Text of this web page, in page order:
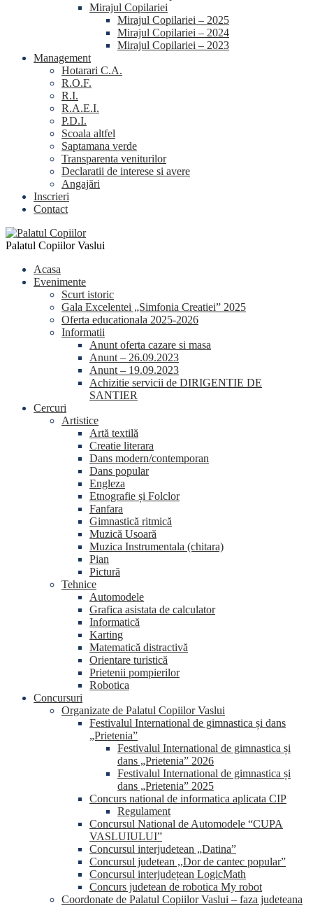
Mirajul Copilariei
Mirajul Copilariei – 2025
Mirajul Copilariei – 2024
Mirajul Copilariei – 2023
Management
Hotarari C.A.
R.O.F.
R.I.
R.A.E.I.
P.D.I.
Scoala altfel
Saptamana verde
Transparenta veniturilor
Declaratii de interese si avere
Angajări
Inscrieri
Contact
Palatul Copiilor Vaslui
Acasa
Evenimente
Scurt istoric
Gala Excelentei „Simfonia Creatiei” 2025
Oferta educationala 2025-2026
Informatii
Anunt oferta cazare si masa
Anunt – 26.09.2023
Anunt – 19.09.2023
Achizitie servicii de DIRIGENTIE DE
SANTIER
Cercuri
Artistice
Artă textilă
Creatie literara
Dans modern/contemporan
Dans popular
Engleza
Etnografie și Folclor
Fanfara
Gimnastică ritmică
Muzică Usoară
Muzica Instrumentala (chitara)
Pian
Pictură
Tehnice
Automodele
Grafica asistata de calculator
Informatică
Karting
Matematică distractivă
Orientare turistică
Prietenii pompierilor
Robotica
Concursuri
Organizate de Palatul Copiilor Vaslui
Festivalul International de gimnastica și dans
„Prietenia”
Festivalul International de gimnastica și
dans „Prietenia” 2026
Festivalul International de gimnastica și
dans „Prietenia” 2025
Concurs national de informatica aplicata CIP
Regulament
Concursul National de Automodele “CUPA
VASLUIULUI”
Concursul interjudetean „Datina”
Concursul judetean ,,Dor de cantec popular”
Concursul interjudețean LogicMath
Concurs judetean de robotica My robot
Coordonate de Palatul Copiilor Vaslui – faza judeteana